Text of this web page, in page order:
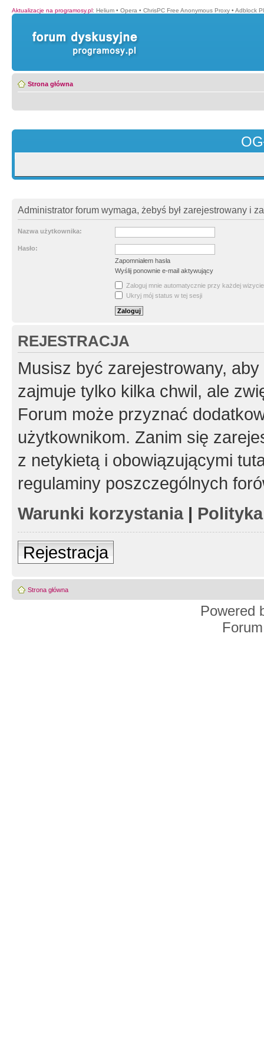
Aktualizacje na programosy.pl: Helium • Opera • ChrisPC Free Anonymous Proxy • Adblock
Strona główna
Administrator forum wymaga, żebyś był zarejestrowany i
Nazwa użytkownika:
Hasło:
Zapomniałem hasła
Wyślij ponownie e-mail aktywujący
Zaloguj mnie automatycznie przy każdej wizycie
Ukryj mój status w tej sesji
REJESTRACJA
Musisz być zarejestrowany,
zajmuje tylko kilka chwil, ale
Forum może przyznać
użytkownikom. Zanim się
z netykietą i obowiązującymi
regulaminy poszczególnych
Warunki korzystania|
Rejestracja
Strona główna
Powered